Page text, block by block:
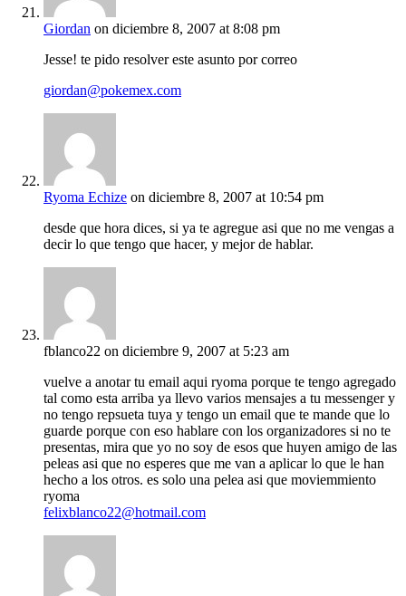
Giordan on diciembre 8, 2007 at 8:08 pm
Jesse! te pido resolver este asunto por correo
giordan@pokemex.com
Ryoma Echize on diciembre 8, 2007 at 10:54 pm
desde que hora dices, si ya te agregue asi que no me vengas a
decir lo que tengo que hacer, y mejor de hablar.
fblanco22 on diciembre 9, 2007 at 5:23 am
vuelve a anotar tu email aqui ryoma porque te tengo agregado
tal como esta arriba ya llevo varios mensajes a tu messenger y
no tengo repsueta tuya y tengo un email que te mande que lo
guarde porque con eso hablare con los organizadores si no te
presentas, mira que yo no soy de esos que huyen amigo de las
peleas asi que no esperes que me van a aplicar lo que le han
hecho a los otros. es solo una pelea asi que moviemmiento
ryoma
felixblanco22@hotmail.com